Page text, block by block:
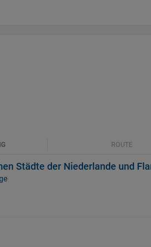
ROUTE
Städte der Niederlande und